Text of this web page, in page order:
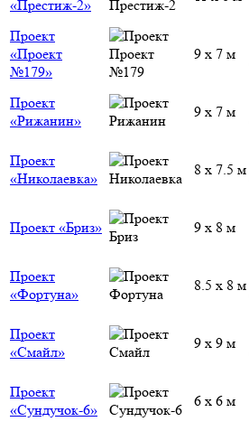
«Престиж-2»
Проект
«Проект
№179»
9 х 7 м
Проект
«Рижанин»
9 х 7 м
Проект
«Николаевка»
8 х 7.5 м
Проект «Бриз» 9 х 8 м
Проект
«Фортуна»
8.5 х 8 м
Проект
«Смайл»
9 х 9 м
Проект
«Сундучок-6»
6 х 6 м